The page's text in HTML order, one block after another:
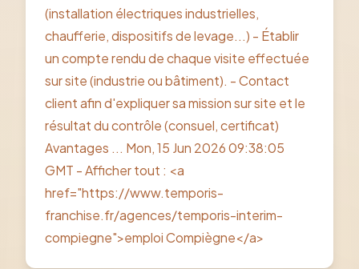
(installation électriques industrielles,
chaufferie, dispositifs de levage...) - Établir
un compte rendu de chaque visite effectuée
sur site (industrie ou bâtiment). - Contact
client afin d'expliquer sa mission sur site et le
résultat du contrôle (consuel, certificat)
Avantages ... Mon, 15 Jun 2026 09:38:05
GMT - Afficher tout : <a
href="https://www.temporis-
franchise.fr/agences/temporis-interim-
compiegne">emploi Compiègne</a>